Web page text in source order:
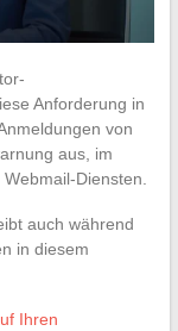
Anforderung in
von
aus, im
Diensten.
auch während
in diesem
Ihren